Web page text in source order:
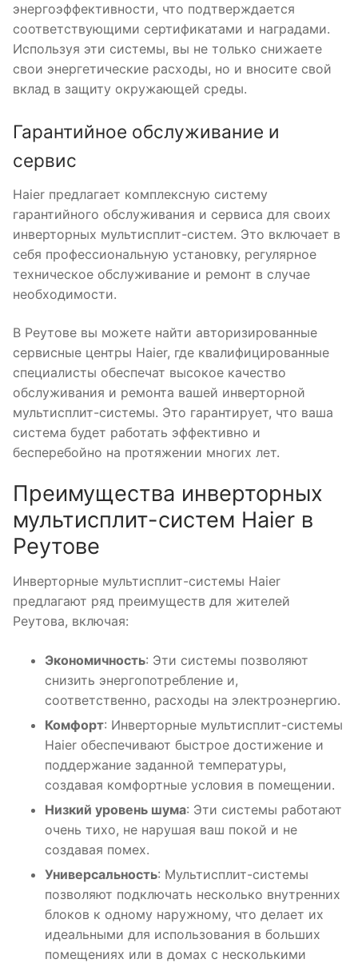
энергоэффективности, что подтверждается
соответствующими сертификатами и наградами.
Используя эти системы, вы не только снижаете
свои энергетические расходы, но и вносите свой
вклад в защиту окружающей среды.
Гарантийное обслуживание и
сервис
Haier предлагает комплексную систему
гарантийного обслуживания и сервиса для своих
инверторных мультисплит-систем. Это включает в
себя профессиональную установку, регулярное
техническое обслуживание и ремонт в случае
необходимости.
В Реутове вы можете найти авторизированные
сервисные центры Haier, где квалифицированные
специалисты обеспечат высокое качество
обслуживания и ремонта вашей инверторной
мультисплит-системы. Это гарантирует, что ваша
система будет работать эффективно и
бесперебойно на протяжении многих лет.
Преимущества инверторных
мультисплит-систем Haier в
Реутове
Инверторные мультисплит-системы Haier
предлагают ряд преимуществ для жителей
Реутова, включая:
Экономичность: Эти системы позволяют
снизить энергопотребление и,
соответственно, расходы на электроэнергию.
Комфорт: Инверторные мультисплит-системы
Haier обеспечивают быстрое достижение и
поддержание заданной температуры,
создавая комфортные условия в помещении.
Низкий уровень шума: Эти системы работают
очень тихо, не нарушая ваш покой и не
создавая помех.
Универсальность: Мультисплит-системы
позволяют подключать несколько внутренних
блоков к одному наружному, что делает их
идеальными для использования в больших
помещениях или в домах с несколькими